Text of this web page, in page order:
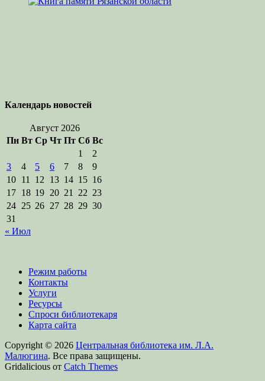
Календарь новостей
Август 2026
Пн Вт Ср Чт Пт Сб Вс
1
2
3
4 5 6 7 8
9
10 11 12 13 14 15 16
17 18 19 20 21 22 23
24 25 26 27 28 29 30
31
« Июл
Режим работы
Контакты
Услуги
Ресурсы
Спроси библиотекаря
Карта сайта
Copyright © 2026 Центральная библиотека им. Л.А.
Малюгина. Все права защищены.
Gridalicious от Catch Themes